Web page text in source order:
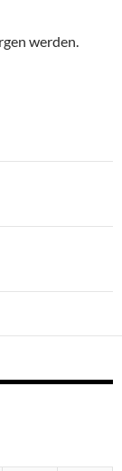
werden.